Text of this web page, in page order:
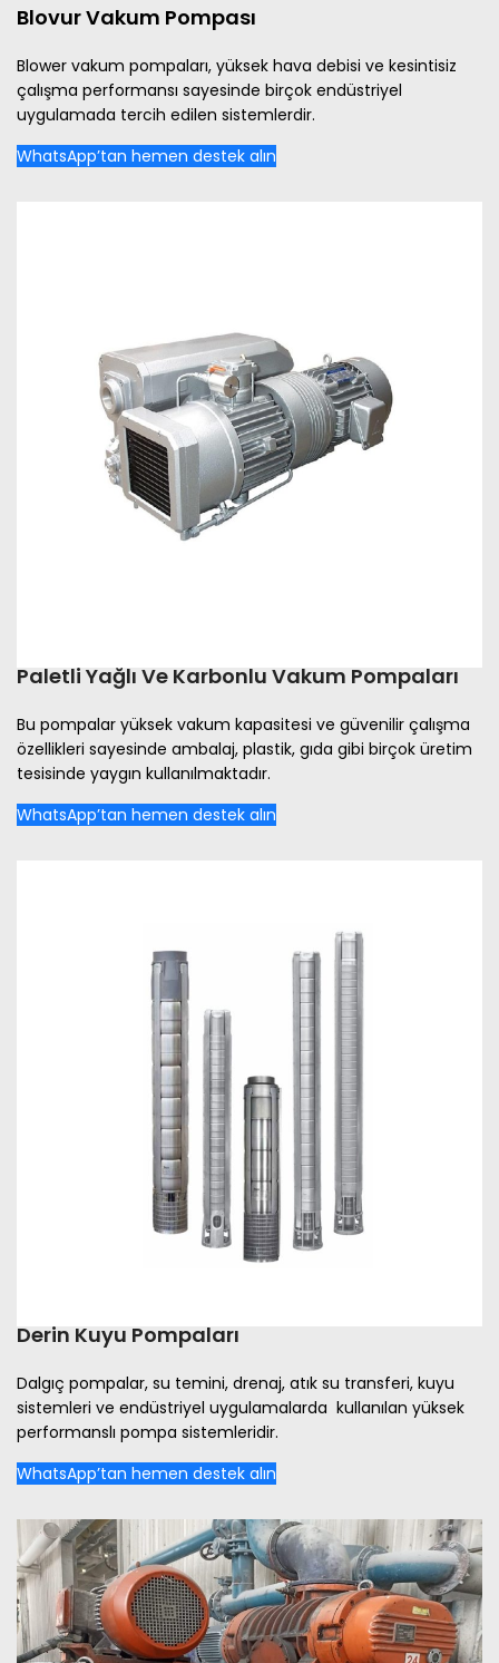
Blovur Vakum Pompası
Blower vakum pompaları, yüksek hava debisi ve kesintisiz
çalışma performansı sayesinde birçok endüstriyel
uygulamada tercih edilen sistemlerdir.
WhatsApp’tan hemen destek alın
Paletli Yağlı Ve Karbonlu Vakum Pompaları
Bu pompalar yüksek vakum kapasitesi ve güvenilir çalışma
özellikleri sayesinde ambalaj, plastik, gıda gibi birçok üretim
tesisinde yaygın kullanılmaktadır.
WhatsApp’tan hemen destek alın
Derin Kuyu Pompaları
Dalgıç pompalar, su temini, drenaj, atık su transferi, kuyu
sistemleri ve endüstriyel uygulamalarda kullanılan yüksek
performanslı pompa sistemleridir.
WhatsApp’tan hemen destek alın